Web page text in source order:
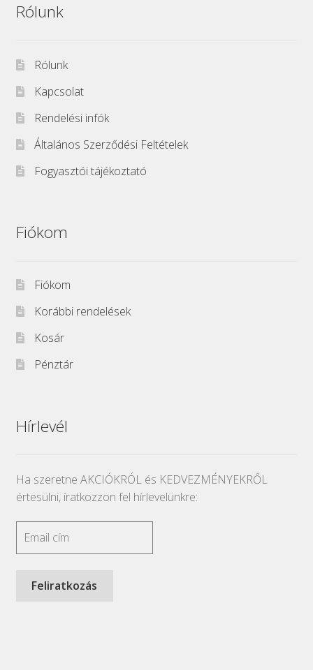
Rólunk
Rólunk
Kapcsolat
Rendelési infók
Általános Szerződési Feltételek
Fogyasztói tájékoztató
Fiókom
Fiókom
Korábbi rendelések
Kosár
Pénztár
Hírlevél
Ha szeretne AKCIÓKRÓL és KEDVEZMÉNYEKRŐL
értesülni, íratkozzon fel hírlevelünkre: